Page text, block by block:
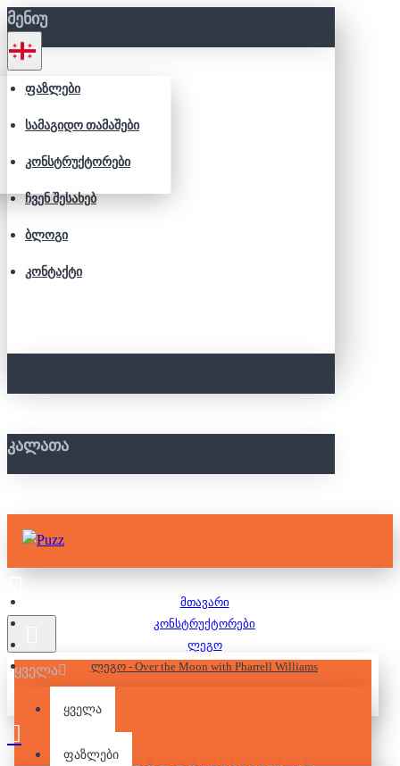
ᲛᲔᲜᲘᲣ
ᲤᲐᲖᲚᲔᲑᲘ
ᲡᲐᲛᲐᲒᲘᲓᲝ ᲗᲐᲛᲐᲨᲔᲑᲘ
ᲙᲝᲜᲡᲢᲠᲣᲥᲢᲝᲠᲔᲑᲘ
ᲩᲕᲔᲜ ᲨᲔᲡᲐᲮᲔᲑ
ᲑᲚᲝᲒᲘ
ᲙᲝᲜᲢᲐᲥᲢᲘ
ᲙᲐᲚᲐᲗᲐ
ყველა
ყველა
ფაზლები
მთავარი
კონსტრუქტორები
ლეგო
ლეგო - Over the Moon with Pharrell Williams
ᲚᲔᲒᲝ - OVER THE MOON